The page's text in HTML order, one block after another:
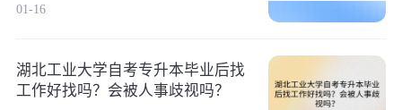
01-16
湖北工业大学自考专升本毕业后找
工作好找吗？会被人事歧视吗？